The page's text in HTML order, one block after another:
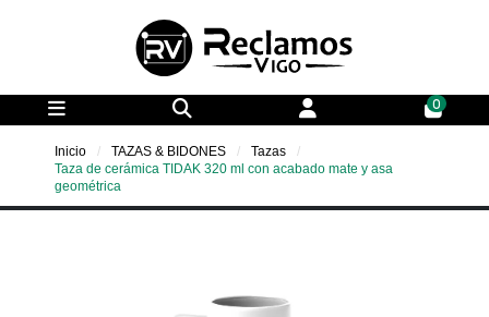
0
Inicio TAZAS & BIDONES
Tazas
Taza de cerámica TIDAK 320 ml con acabado mate y asa
geométrica